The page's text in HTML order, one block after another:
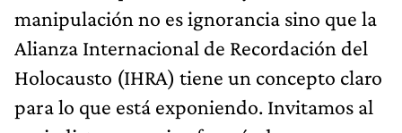
manipulación no es ignorancia sino que la
Alianza Internacional de Recordación del
Holocausto (IHRA) tiene un concepto claro
para lo que está exponiendo. Invitamos al